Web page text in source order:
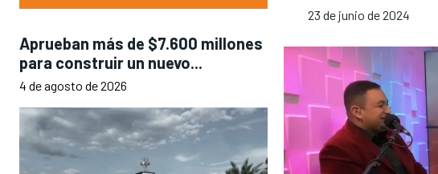
Aprueban más de $7.600 millones
para construir un nuevo...
4 de agosto de 2026
23 de junio de 2024